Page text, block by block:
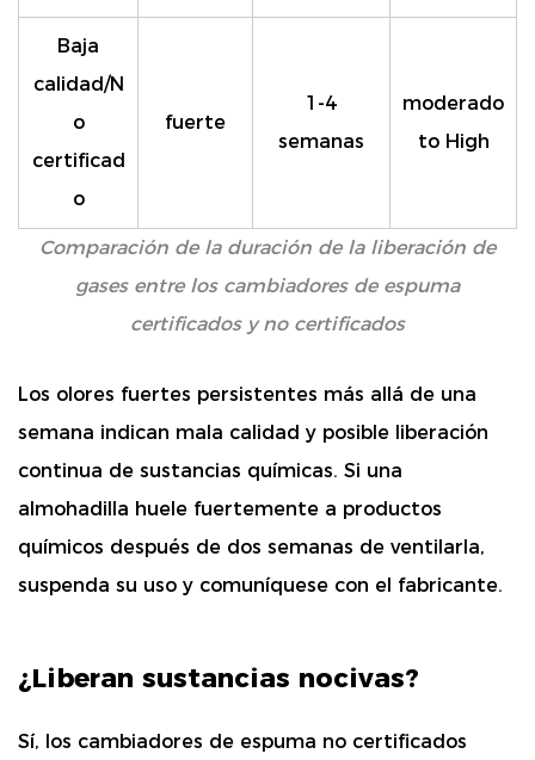
Comparación de la duración de la liberación de
gases entre los cambiadores de espuma
certificados y no certificados
Baja
calidad/N
o
certificad
o
fuerte
1-4
semanas
moderado
to High
Los olores fuertes persistentes más allá de una
semana indican mala calidad y posible liberación
continua de sustancias químicas. Si una
almohadilla huele fuertemente a productos
químicos después de dos semanas de ventilarla,
suspenda su uso y comuníquese con el fabricante.
¿Liberan sustancias nocivas?
Sí, los cambiadores de espuma no certificados